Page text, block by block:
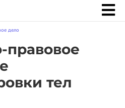
дело
правовое
тел